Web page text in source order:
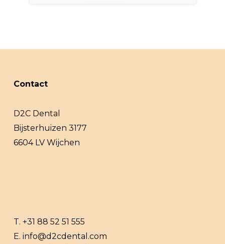
Contact
D2C Dental
Bijsterhuizen 3177
6604 LV Wijchen
T. +31 88 52 51 555
E. info@d2cdental.com